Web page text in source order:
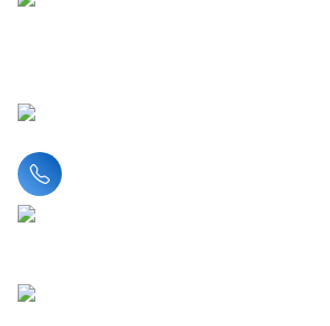
Liên hệ hotline